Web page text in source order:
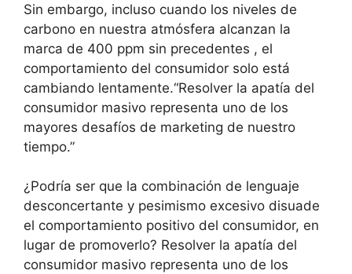
Sin embargo, incluso cuando los niveles de
carbono en nuestra atmósfera alcanzan la
marca de 400 ppm sin precedentes , el
comportamiento del consumidor solo está
cambiando lentamente. Resolver la apatía del
consumidor masivo representa uno de los
mayores desafíos de marketing de nuestro
tiempo.
¿Podría ser que la combinación de lenguaje
desconcertante y pesimismo excesivo disuade
el comportamiento positivo del consumidor, en
lugar de promoverlo? Resolver la apatía del
consumidor masivo representa uno de los